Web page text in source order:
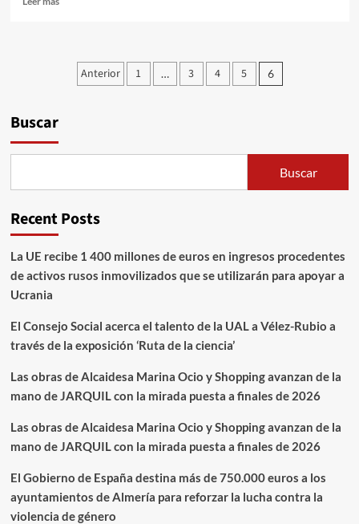
zona
comisiones
ágora
ciudades
andaluzas
a
convocatoria
Internacional
de
con
Palestina
Paginación
Anterior 1 … 3 4 5 6
Buscar
Buscar
Recent Posts
La UE recibe 1 400 millones de euros en ingresos procedentes
de activos rusos inmovilizados que se utilizarán para apoyar a
Ucrania
El Consejo Social acerca el talento de la UAL a Vélez-Rubio a
través de la exposición ‘Ruta de la ciencia’
Las obras de Alcaidesa Marina Ocio y Shopping avanzan de la
mano de JARQUIL con la mirada puesta a finales de 2026
Las obras de Alcaidesa Marina Ocio y Shopping avanzan de la
mano de JARQUIL con la mirada puesta a finales de 2026
El Gobierno de España destina más de 750.000 euros a los
ayuntamientos de Almería para reforzar la lucha contra la
violencia de género